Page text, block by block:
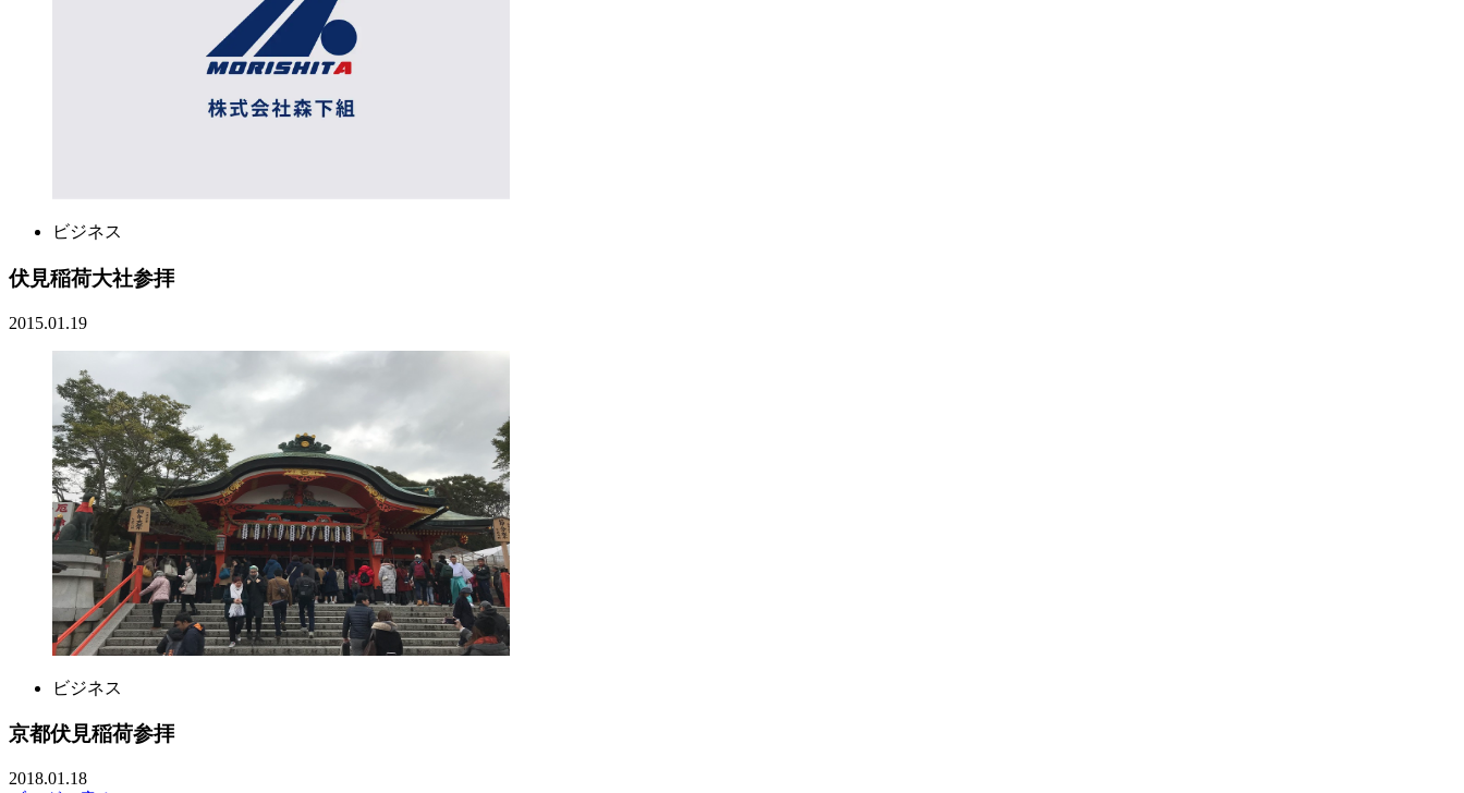
ビジネス
伏見稲荷大社参拝
2015.01.19
ビジネス
京都伏見稲荷参拝
2018.01.18